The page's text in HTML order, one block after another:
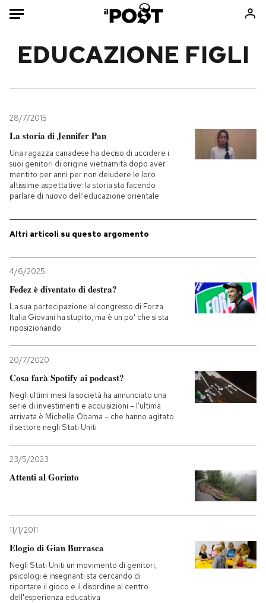
Mondo
Politica
Tecnologia
Internet
Scienza
Economia
Sport
Storie/Idee
Ok Boomer!
Media
Altrecose
PODCAST
NEWSLETTER
SHOP
CALENDARIO
EDUCAZIONE FIGLI
28/7/2015
La storia di Jennifer Pan
Una ragazza canadese ha deciso di uccidere i
suoi genitori di origine vietnamita dopo aver
mentito per anni per non deludere le loro
altissime aspettative: la storia sta facendo
parlare di nuovo dell'educazione orientale
Altri articoli su questo argomento
4/6/2025
Fedez è diventato di destra?
La sua partecipazione al congresso di Forza
Italia Giovani ha stupito, ma è un po' che si sta
riposizionando
20/7/2020
Cosa farà Spotify ai podcast?
Negli ultimi mesi la società ha annunciato una
serie di investimenti e acquisizioni – l'ultima
arrivata è Michelle Obama – che hanno agitato
il settore negli Stati Uniti
23/5/2023
Attenti al Gorinto
11/1/2011
Elogio di Gian Burrasca
Negli Stati Uniti un movimento di genitori,
psicologi e insegnanti sta cercando di
riportare il gioco e il disordine al centro
dell'esperienza educativa